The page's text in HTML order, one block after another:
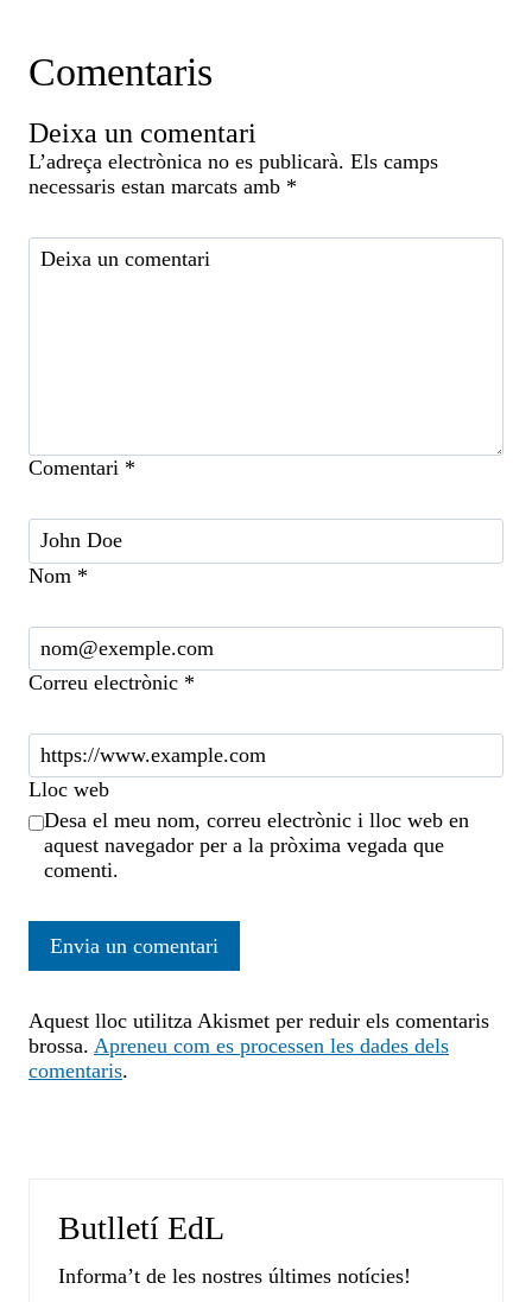
Comentaris
Deixa un comentari
L’adreça electrònica no es publicarà. Els camps
necessaris estan marcats amb *
Comentari *
Nom *
Correu electrònic *
Lloc web
Desa el meu nom, correu electrònic i lloc web en
aquest navegador per a la pròxima vegada que
comenti.
Aquest lloc utilitza Akismet per reduir els comentaris
brossa. Apreneu com es processen les dades dels
comentaris.
Butlletí EdL
Informa’t de les nostres últimes notícies!